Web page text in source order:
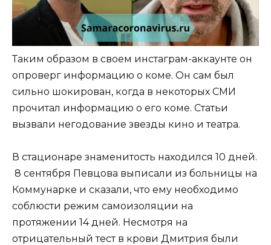
Таким образом в своем инстаграм-аккаунте он
опроверг информацию о коме. Он сам был
сильно шокирован, когда в некоторых СМИ
прочитал информацию о его коме. Статьи
вызвали негодование звезды кино и театра.
В стационаре знаменитость находился 10 дней.
8 сентября Певцова выписали из больницы на
Коммунарке и сказали, что ему необходимо
соблюсти режим самоизоляции на
протяжении 14 дней. Несмотря на
отрицательный тест в крови Дмитрия были